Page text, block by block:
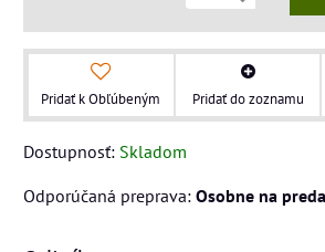
Pridať k Obľúbeným Pridať do zoznamu
Dostupnosť: Skladom
Osobne na